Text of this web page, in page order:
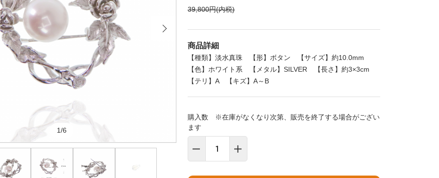
1/6
39,800円(内税)
商品詳細
【種類】淡水真珠 【形】ボタン 【サイズ】約10.0mm
【色】ホワイト系 【メタル】SILVER 【長さ】約3×3cm
【テリ】A 【キズ】A～B
購入数 ※在庫がなくなり次第、販売を終了する場合がござい
ます